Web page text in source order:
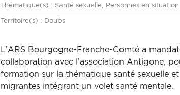
Thématique(s) :Thématique
Santé sexuelle Personnes en
Territoire(s) :Territoire
Doubs
L’ARS Bourgogne-Franche-Comté a
collaboration avec l’association Antigone,
formation sur la thématique santé sexuelle
migrantes intégrant un volet santé mentale.